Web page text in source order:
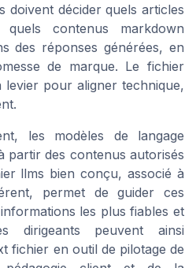
doivent décider quels articles
contenus markdown
des réponses générées, en
de marque. Le fichier
pour aligner technique,
les modèles de langage
partir des contenus autorisés
llms bien conçu, associé à
permet de guider ces
les plus fiables et
peuvent ainsi
fichier en outil de pilotage de